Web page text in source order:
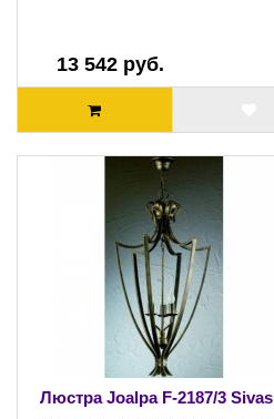
13 542 руб.
Люстра Joalpa F-2187/3 Sivas